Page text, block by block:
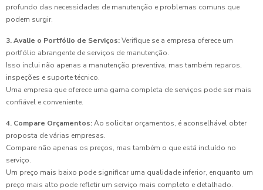
profundo das necessidades de manutenção e problemas comuns que
podem surgir.
3. Avalie o Portfólio de Serviços:Verifique se a empresa oferece um
portfólio abrangente de serviços de manutenção.
Isso inclui não apenas a manutenção preventiva, mas também reparos,
inspeções e suporte técnico.
Uma empresa que oferece uma gama completa de serviços pode ser mais
confiável e conveniente.
4. Compare Orçamentos:Ao solicitar orçamentos, é aconselhável obter
proposta de várias empresas.
Compare não apenas os preços, mas também o que está incluído no
serviço.
Um preço mais baixo pode significar uma qualidade inferior, enquanto um
preço mais alto pode refletir um serviço mais completo e detalhado.